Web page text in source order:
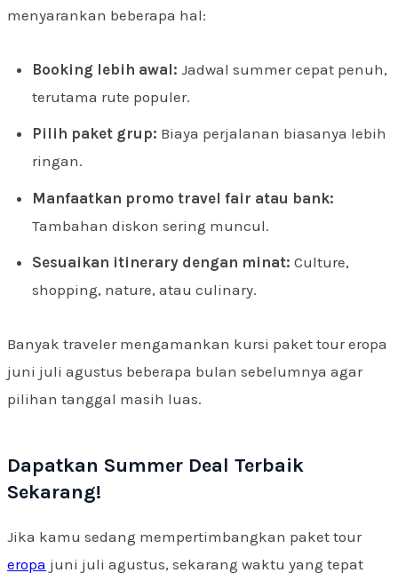
menyarankan beberapa hal:
Booking lebih awal: Jadwal summer cepat penuh,
terutama rute populer.
Pilih paket grup: Biaya perjalanan biasanya lebih
ringan.
Manfaatkan promo travel fair atau bank:
Tambahan diskon sering muncul.
Sesuaikan itinerary dengan minat: Culture,
shopping, nature, atau culinary.
Banyak traveler mengamankan kursi paket tour eropa
juni juli agustus beberapa bulan sebelumnya agar
pilihan tanggal masih luas.
Dapatkan Summer Deal Terbaik
Sekarang!
Jika kamu sedang mempertimbangkan paket tour
eropa juni juli agustus, sekarang waktu yang tepat